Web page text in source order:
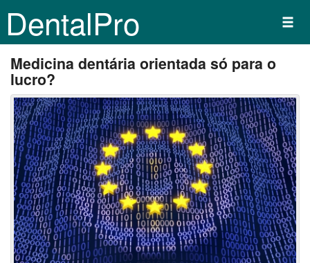
DentalPro
Medicina dentária orientada só para o
lucro?